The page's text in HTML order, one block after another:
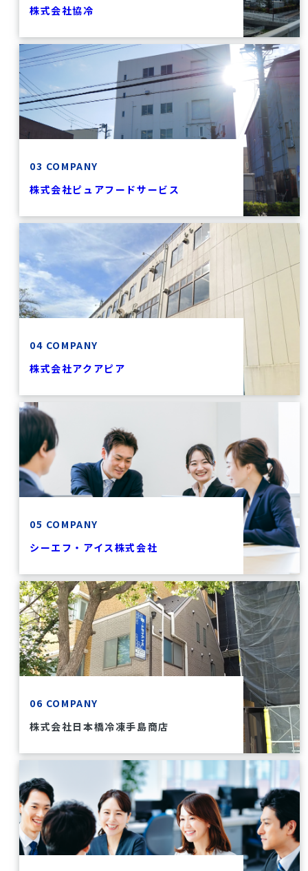
株式会社協冷
03 COMPANY
株式会社ピュアフードサービス
04 COMPANY
株式会社アクアピア
05 COMPANY
シーエフ・アイス株式会社
06 COMPANY
株式会社日本橋冷凍手島商店